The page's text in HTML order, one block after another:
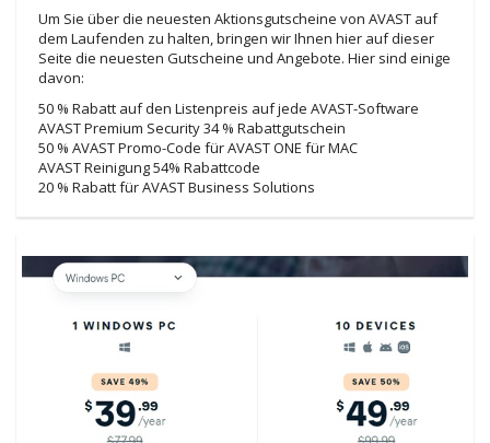
Um Sie über die neuesten Aktionsgutscheine von AVAST auf
dem Laufenden zu halten, bringen wir Ihnen hier auf dieser
Seite die neuesten Gutscheine und Angebote. Hier sind einige
davon:
50 % Rabatt auf den Listenpreis auf jede AVAST-Software
AVAST Premium Security 34 % Rabattgutschein
50 % AVAST Promo-Code für AVAST ONE für MAC
AVAST Reinigung 54% Rabattcode
20 % Rabatt für AVAST Business Solutions